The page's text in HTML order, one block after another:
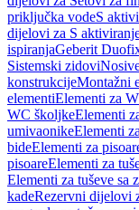
priključka vodeS
dijelovi za S
ispiranjaGeberit
Sistemski zidovi
konstrukcijeMontažni
elementiElementi za
WC školjkeElementi
umivaonikeElementi
bideElementi za
pisoareElementi za
Elementi za tuševe sa
kadeRezervni dijelovi